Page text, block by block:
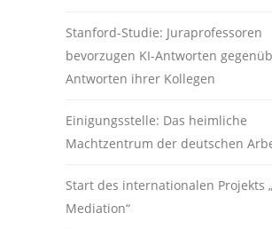
Stanford-Studie: Juraprofessoren
bevorzugen KI-Antworten
Antworten ihrer Kollegen
Einigungsstelle: Das heimliche
Machtzentrum der deutschen
Start des internationalen Projekts
Mediation“